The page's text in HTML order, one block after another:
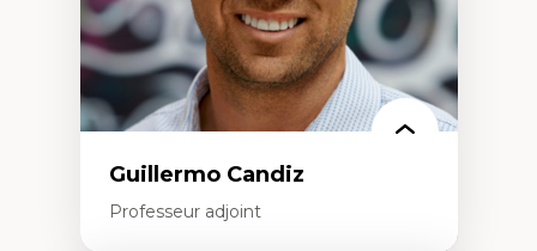
Guillermo Candiz
Professeur adjoint